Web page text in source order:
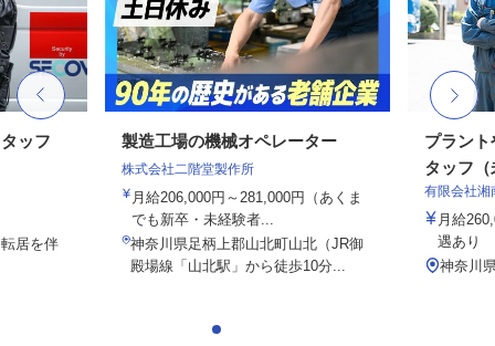
ッフ
居を伴
製造工場の機械オペレーター
株式会社二階堂製作所
月給206,000円～281,000円（あくま
でも新卒・未経験者...
神奈川県足柄上郡山北町山北（JR御
殿場線「山北駅」から徒歩10分...
プラン
タッフ
有限会社湘
月給
遇あり
神奈川